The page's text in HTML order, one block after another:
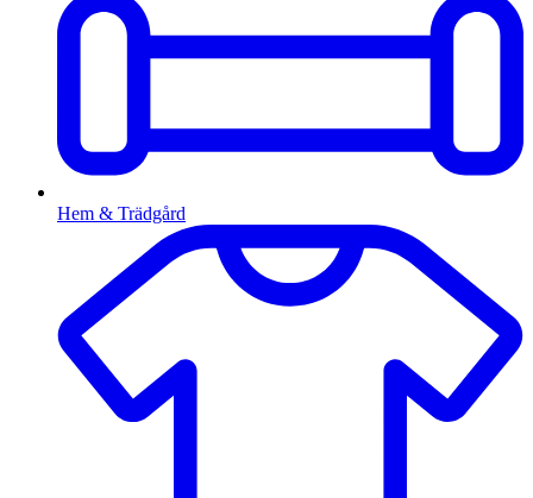
Hem & Trädgård